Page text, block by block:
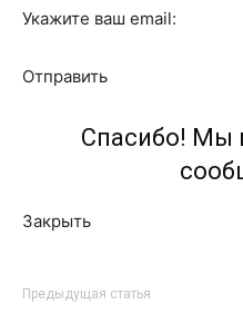
Укажите ваш email:
Отправить
Спасибо! Мы
Закрыть
Предыдущая статья